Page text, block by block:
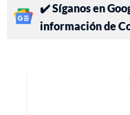
✔️ Síganos en
información de